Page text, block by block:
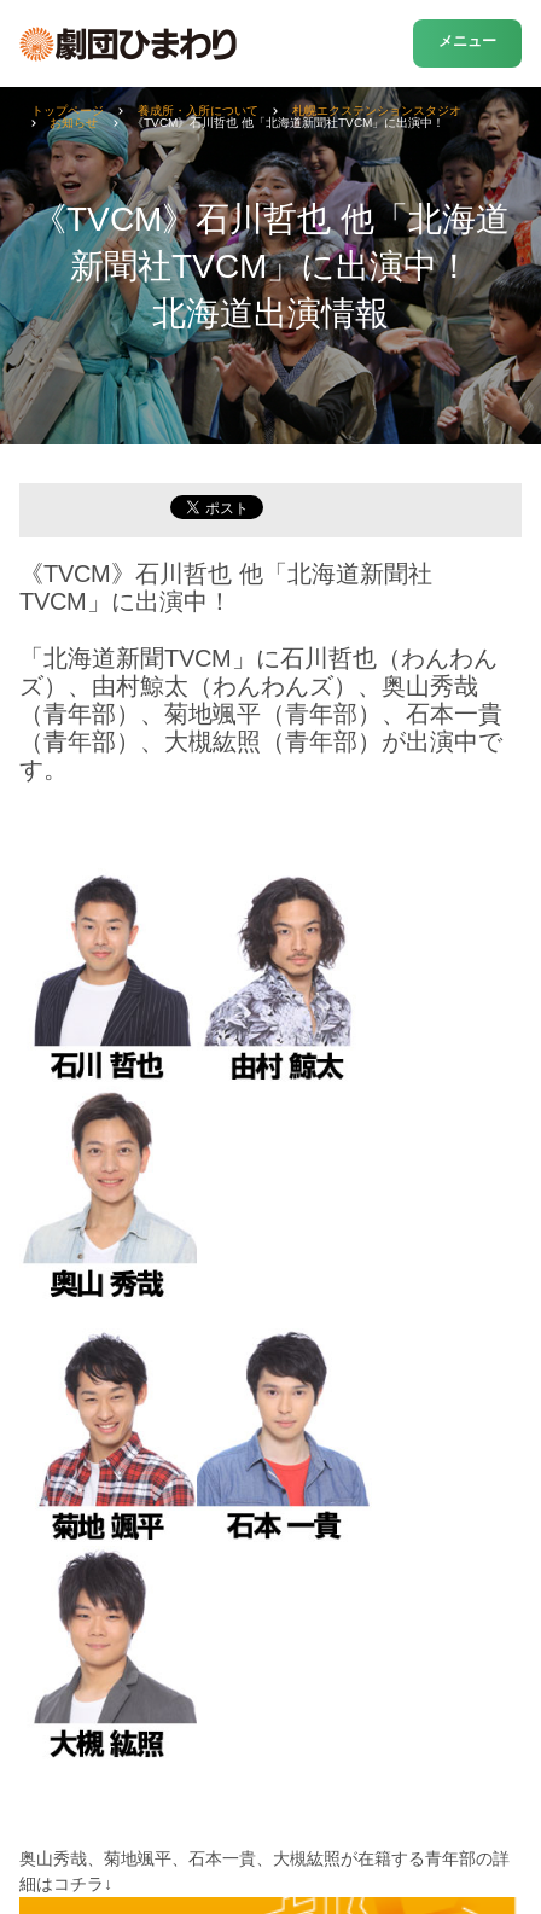
メニュー
《TVCM》石川哲也 他「北海道
新聞社TVCM」に出演中！
北海道出演情報
トップページ 養成所・入所について
札幌エクステンションスタジオ
お知らせ
《TVCM》石川哲也 他「北海道新聞社TVCM」に出演中！
《TVCM》石川哲也 他「北海道新聞社
TVCM」に出演中！
「北海道新聞TVCM」に石川哲也（わんわん
ズ）、由村鯨太（わんわんズ）、奥山秀哉
（青年部）、菊地颯平（青年部）、石本一貴
（青年部）、大槻紘照（青年部）が出演中で
す。
奥山秀哉、菊地颯平、石本一貴、大槻紘照が在籍する青年部の詳
細はコチラ↓